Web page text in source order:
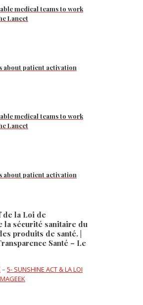
medical teams to work
Lancet
about patient activation
medical teams to work
Lancet
about patient activation
de la Loi de
la sécurité sanitaire du
produits de santé. |
Santé – Le
– 5- SUNSHINE ACT & LA LOI